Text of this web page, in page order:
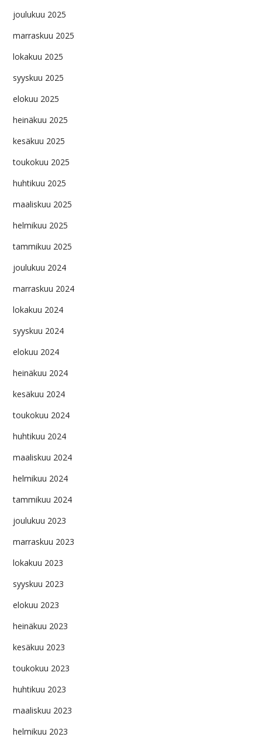
joulukuu 2025
marraskuu 2025
lokakuu 2025
syyskuu 2025
elokuu 2025
heinäkuu 2025
kesäkuu 2025
toukokuu 2025
huhtikuu 2025
maaliskuu 2025
helmikuu 2025
tammikuu 2025
joulukuu 2024
marraskuu 2024
lokakuu 2024
syyskuu 2024
elokuu 2024
heinäkuu 2024
kesäkuu 2024
toukokuu 2024
huhtikuu 2024
maaliskuu 2024
helmikuu 2024
tammikuu 2024
joulukuu 2023
marraskuu 2023
lokakuu 2023
syyskuu 2023
elokuu 2023
heinäkuu 2023
kesäkuu 2023
toukokuu 2023
huhtikuu 2023
maaliskuu 2023
helmikuu 2023